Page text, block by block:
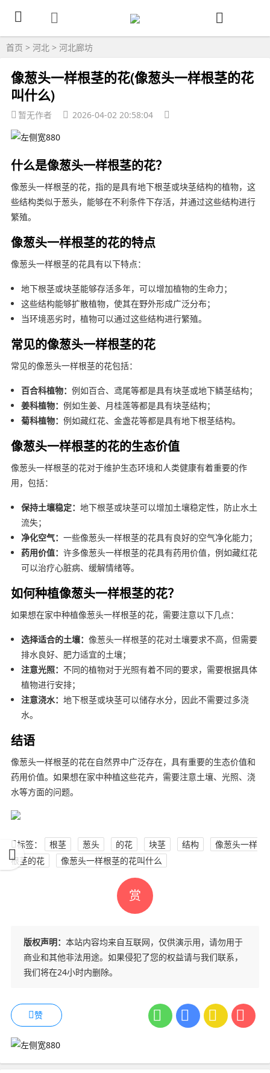
首页 > 河北 > 河北廊坊
像葱头一样根茎的花(像葱头一样根茎的花
叫什么)
暂无作者 2026-04-02 20:58:04
什么是像葱头一样根茎的花？
像葱头一样根茎的花，指的是具有地下根茎或块茎结构的植物，这
些结构类似于葱头，能够在不利条件下存活，并通过这些结构进行
繁殖。
像葱头一样根茎的花的特点
像葱头一样根茎的花具有以下特点：
地下根茎或块茎能够存活多年，可以增加植物的生命力；
这些结构能够扩散植物，使其在野外形成广泛分布；
当环境恶劣时，植物可以通过这些结构进行繁殖。
常见的像葱头一样根茎的花
常见的像葱头一样根茎的花包括：
百合科植物： 例如百合、鸢尾等都是具有块茎或地下鳞茎结构；
姜科植物： 例如生姜、月桂莲等都是具有块茎结构；
菊科植物： 例如藏红花、金盏花等都是具有地下根茎结构。
像葱头一样根茎的花的生态价值
像葱头一样根茎的花对于维护生态环境和人类健康有着重要的作
用，包括：
保持土壤稳定： 地下根茎或块茎可以增加土壤稳定性，防止水土
流失；
净化空气： 一些像葱头一样根茎的花具有良好的空气净化能力；
药用价值： 许多像葱头一样根茎的花具有药用价值，例如藏红花
可以治疗心脏病、缓解情绪等。
如何种植像葱头一样根茎的花？
如果想在家中种植像葱头一样根茎的花，需要注意以下几点：
选择适合的土壤： 像葱头一样根茎的花对土壤要求不高，但需要
排水良好、肥力适宜的土壤；
注意光照： 不同的植物对于光照有着不同的要求，需要根据具体
植物进行安排；
注意浇水： 地下根茎或块茎可以储存水分，因此不需要过多浇
水。
结语
像葱头一样根茎的花在自然界中广泛存在，具有重要的生态价值和
药用价值。如果想在家中种植这些花卉，需要注意土壤、光照、浇
水等方面的问题。
标签： 根茎 葱头 的花 块茎 结构
像葱头一样
根茎的花
像葱头一样根茎的花叫什么
赏
版权声明： 本站内容均来自互联网，仅供演示用，请勿用于
商业和其他非法用途。如果侵犯了您的权益请与我们联系，
我们将在24小时内删除。
赞